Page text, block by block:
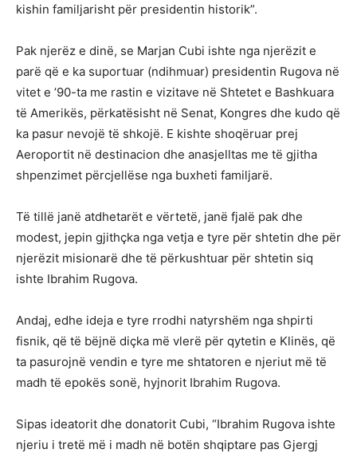
kishin familjarisht për presidentin historik”.
Pak njerëz e dinë, se Marjan Cubi ishte nga njerëzit e
parë që e ka suportuar (ndihmuar) presidentin Rugova në
vitet e ’90-ta me rastin e vizitave në Shtetet e Bashkuara
të Amerikës, përkatësisht në Senat, Kongres dhe kudo që
ka pasur nevojë të shkojë. E kishte shoqëruar prej
Aeroportit në destinacion dhe anasjelltas me të gjitha
shpenzimet përcjellëse nga buxheti familjarë.
Të tillë janë atdhetarët e vërtetë, janë fjalë pak dhe
modest, jepin gjithçka nga vetja e tyre për shtetin dhe për
njerëzit misionarë dhe të përkushtuar për shtetin siq
ishte Ibrahim Rugova.
Andaj, edhe ideja e tyre rrodhi natyrshëm nga shpirti
fisnik, që të bëjnë diçka më vlerë për qytetin e Klinës, që
ta pasurojnë vendin e tyre me shtatoren e njeriut më të
madh të epokës sonë, hyjnorit Ibrahim Rugova.
Sipas ideatorit dhe donatorit Cubi, “Ibrahim Rugova ishte
njeriu i tretë më i madh në botën shqiptare pas Gjergj